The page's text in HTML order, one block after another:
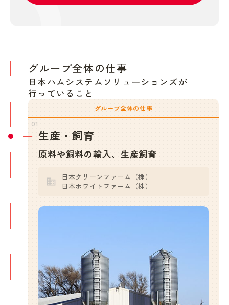
グループ全体の仕事
日本ハムシステムソリューションズが
行っていること
グループ全体の仕事
01
生産・飼育
原料や飼料の輸入、生産飼育
日本クリーンファーム（株）
日本ホワイトファーム（株）